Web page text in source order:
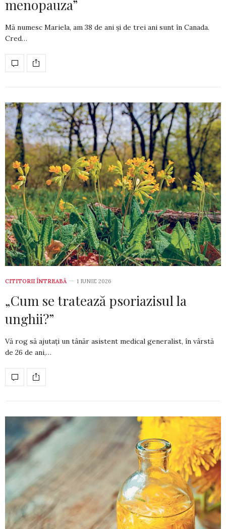
menopauza”
Mă numesc Mariela, am 38 de ani și de trei ani sunt în Canada.
Cred…
CITITORII ÎNTREABĂ 1 IUNIE 2026
„Cum se tratează psoriazisul la
unghii?”
Vă rog să ajutați un tânăr asistent medical ge­ne­ralist, în vârstă
de 26 de ani,…